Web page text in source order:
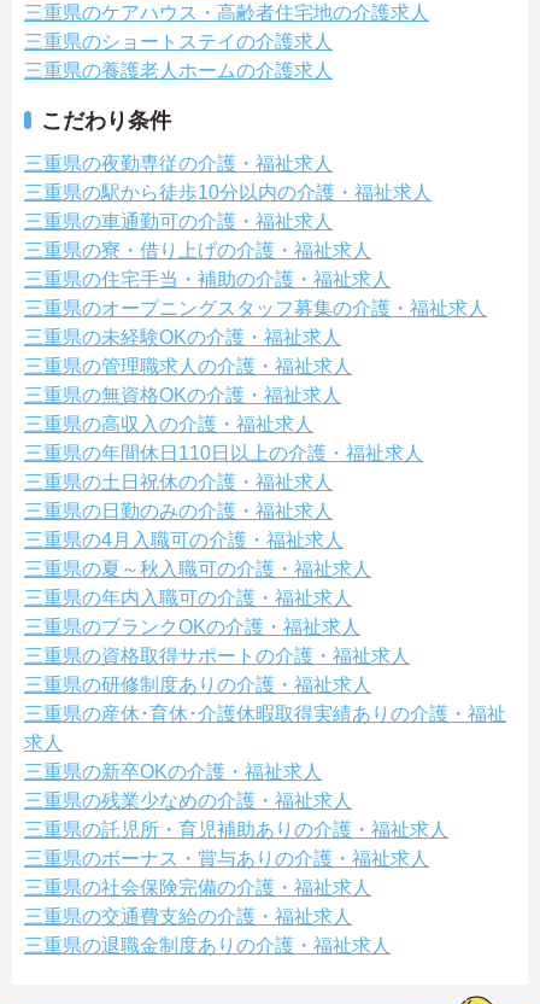
三重県のケアハウス・高齢者住宅地の介護求人
三重県のショートステイの介護求人
三重県の養護老人ホームの介護求人
こだわり条件
三重県の夜勤専従の介護・福祉求人
三重県の駅から徒歩10分以内の介護・福祉求人
三重県の車通勤可の介護・福祉求人
三重県の寮・借り上げの介護・福祉求人
三重県の住宅手当・補助の介護・福祉求人
三重県のオープニングスタッフ募集の介護・福祉求人
三重県の未経験OKの介護・福祉求人
三重県の管理職求人の介護・福祉求人
三重県の無資格OKの介護・福祉求人
三重県の高収入の介護・福祉求人
三重県の年間休日110日以上の介護・福祉求人
三重県の土日祝休の介護・福祉求人
三重県の日勤のみの介護・福祉求人
三重県の4月入職可の介護・福祉求人
三重県の夏～秋入職可の介護・福祉求人
三重県の年内入職可の介護・福祉求人
三重県のブランクOKの介護・福祉求人
三重県の資格取得サポートの介護・福祉求人
三重県の研修制度ありの介護・福祉求人
三重県の産休･育休･介護休暇取得実績ありの介護・福祉
求人
三重県の新卒OKの介護・福祉求人
三重県の残業少なめの介護・福祉求人
三重県の託児所・育児補助ありの介護・福祉求人
三重県のボーナス・賞与ありの介護・福祉求人
三重県の社会保険完備の介護・福祉求人
三重県の交通費支給の介護・福祉求人
三重県の退職金制度ありの介護・福祉求人